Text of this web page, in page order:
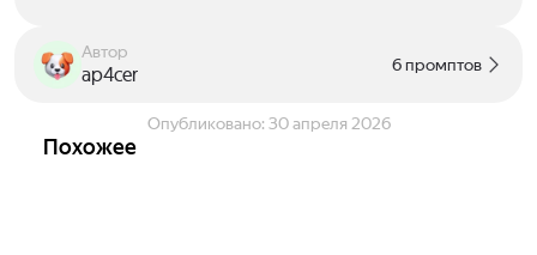
Автор
ap4cer 6 промптов
Опубликовано: 30 апреля 2026
Похожее